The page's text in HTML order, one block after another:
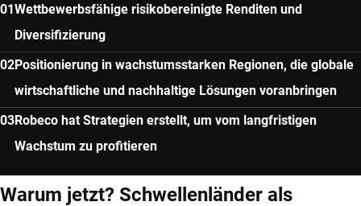
Wettbewerbsfähige risikobereinigte Renditen und
Diversifizierung
Positionierung in wachstumsstarken Regionen, die globale
wirtschaftliche und nachhaltige Lösungen voranbringen
Robeco hat Strategien erstellt, um vom langfristigen
Wachstum zu profitieren
Warum jetzt? Schwellenländer als